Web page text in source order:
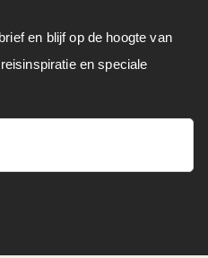
en blijf op de hoogte van
en speciale